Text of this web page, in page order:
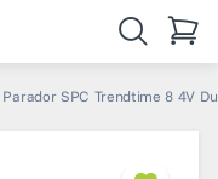
Parador SPC Trendtime 8 4V